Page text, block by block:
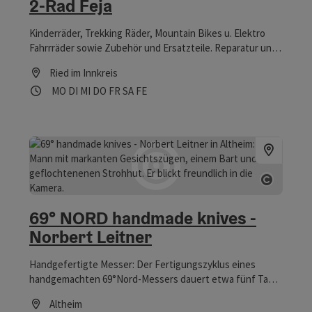
2-Rad Feja
Kinderräder, Trekking Räder, Mountain Bikes u. Elektro
Fahrrräder sowie Zubehör und Ersatzteile. Reparatur und
Ried im Innkreis
Öffnungszeiten
MO Montag geöffnet
DI Dienstag geöffnet
MI Mittwoch geöffnet
DO Donnerstag geöffnet
FR Freitag geöffnet
SA Samstag geöffnet
FEFeiertag geöffnet
69° NORD handmade knives -
Norbert Leitner
Handgefertigte Messer: Der Fertigungszyklus eines
handgemachten 69°Nord-Messers dauert etwa fünf Tage.
Landschaft des Nordens. Die Größe des Messers
Altheim